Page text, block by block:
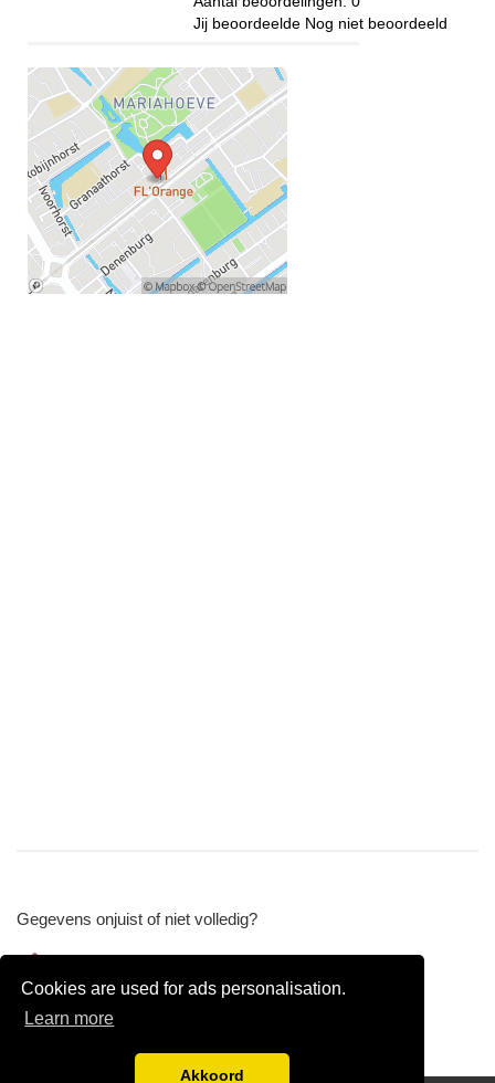
Cookies are used for ads personalisation.
Learn more
Akkoord
Jij beoordeelde Nog niet beoordeeld
Gegevens onjuist of niet volledig?